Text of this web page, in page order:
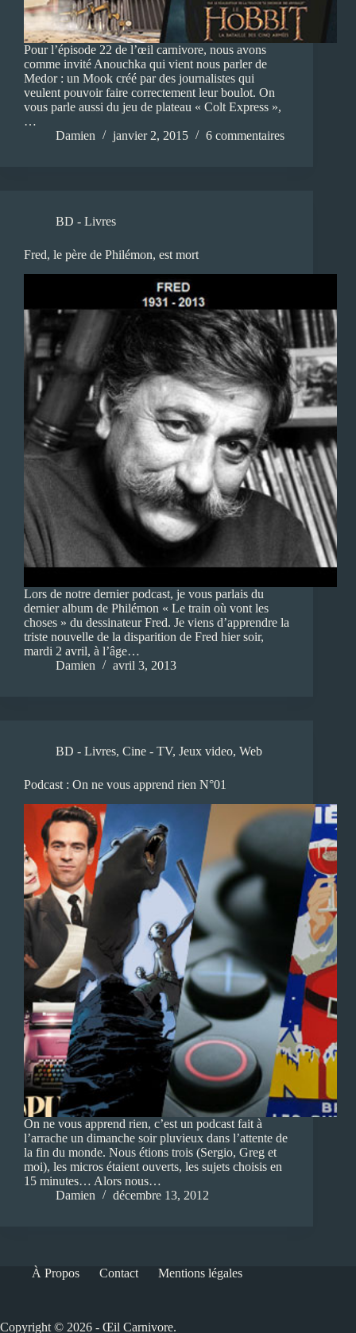
Pour l’épisode 22 de l’œil carnivore, nous avons
comme invité Anouchka qui vient nous parler de
Medor : un Mook créé par des journalistes qui
veulent pouvoir faire correctement leur boulot. On
vous parle aussi du jeu de plateau « Colt Express »,
…
Damien
janvier 2, 2015 6 commentaires
BD - Livres
Fred, le père de Philémon, est mort
Lors de notre dernier podcast, je vous parlais du
dernier album de Philémon « Le train où vont les
choses » du dessinateur Fred. Je viens d’apprendre la
triste nouvelle de la disparition de Fred hier soir,
mardi 2 avril, à l’âge…
Damien
avril 3, 2013
BD - Livres, Cine - TV, Jeux video, Web
Podcast : On ne vous apprend rien N°01
On ne vous apprend rien, c’est un podcast fait à
l’arrache un dimanche soir pluvieux dans l’attente de
la fin du monde. Nous étions trois (Sergio, Greg et
moi), les micros étaient ouverts, les sujets choisis en
15 minutes… Alors nous…
Damien
décembre 13, 2012
À Propos Contact Mentions légales
Copyright © 2026 - Œil Carnivore.